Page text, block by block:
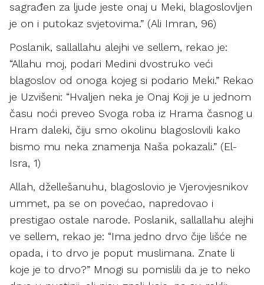
sagrađen za ljude jeste onaj u Meki, blagoslovljen
je on i putokaz svjetovima.” (Ali Imran, 96)
Poslanik, sallallahu alejhi ve sellem, rekao je:
“Allahu moj, podari Medini dvostruko veći
blagoslov od onoga kojeg si podario Meki.” Rekao
je Uzvišeni: “Hvaljen neka je Onaj Koji je u jednom
času noći preveo Svoga roba iz Hrama časnog u
Hram daleki, čiju smo okolinu blagoslovili kako
bismo mu neka znamenja Naša pokazali.” (El-
Isra, 1)
Allah, džellešanuhu, blagoslovio je Vjerovjesnikov
ummet, pa se on povećao, napredovao i
prestigao ostale narode. Poslanik, sallallahu alejhi
ve sellem, rekao je: “Ima jedno drvo čije lišće ne
opada, i to drvo je poput muslimana. Znate li
koje je to drvo?” Mnogi su pomislili da je to neko